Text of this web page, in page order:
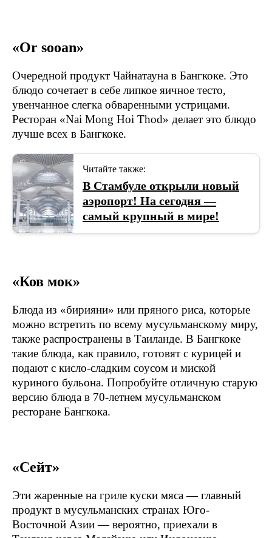
«Or sooan»
Очередной продукт Чайнатауна в Бангкоке. Это
блюдо сочетает в себе липкое яичное тесто,
увенчанное слегка обваренными устрицами.
Ресторан «Nai Mong Hoi Thod» делает это блюдо
лучше всех в Бангкоке.
Читайте также:
В Стамбуле открыли новый
аэропорт! На сегодня —
самый крупный в мире!
«Ков мок»
Блюда из «бирияни» или пряного риса, которые
можно встретить по всему мусульманскому миру,
также распространены в Таиланде. В Бангкоке
такие блюда, как правило, готовят с курицей и
подают с кисло-сладким соусом и миской
куриного бульона. Попробуйте отличную старую
версию блюда в 70-летнем мусульманском
ресторане Бангкока.
«Сейт»
Эти жаренные на гриле куски мяса — главный
продукт в мусульманских странах Юго-
Восточной Азии — вероятно, приехали в